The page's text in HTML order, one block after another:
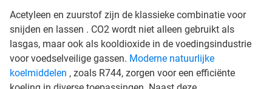
Acetyleen en zuurstof zijn de klassieke combinatie voor
snijden en lassen . CO2 wordt niet alleen gebruikt als
lasgas, maar ook als kooldioxide in de voedingsindustrie
voor voedselveilige gassen. Moderne natuurlijke
koelmiddelen , zoals R744, zorgen voor een efficiënte